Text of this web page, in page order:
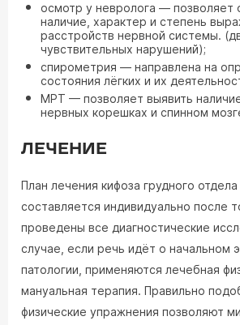
осмотр у невролога — позволяет
наличие, характер и степень
расстройств нервной системы.
чувствительных нарушений);
спирометрия — направлена на
состояния лёгких и их
МРТ — позволяет выявить
нервных корешках и спинном
ЛЕЧЕНИЕ
План лечения кифоза грудного
составляется индивидуально после
проведены все диагностические
случае, если речь идёт о начальном
патологии, применяются лечебная
мануальная терапия. Правильно
физические упражнения позволяют